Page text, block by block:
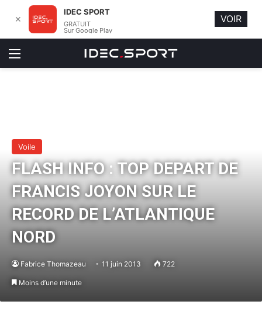
Menu
Voile
FLASH INFO : TOP DEPART DE
FRANCIS JOYON SUR LE
RECORD DE L’ATLANTIQUE
NORD
Fabrice Thomazeau 11 juin 2013 722
Moins d’une minute
✕
IDEC SPORT
GRATUIT
Sur Google Play
VOIR